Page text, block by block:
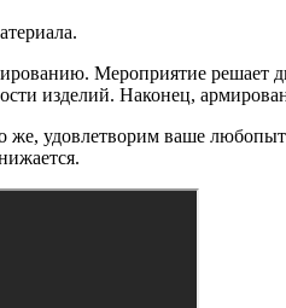
Мероприятие решает
изделий. Наконец,
же, удовлетворим ваше